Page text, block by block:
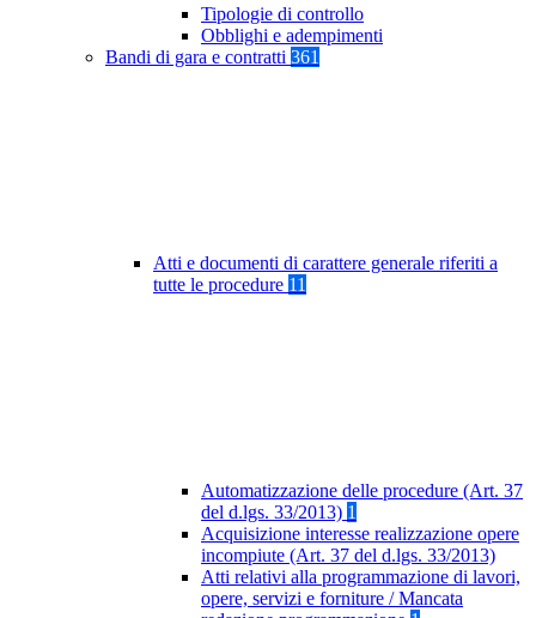
Tipologie di controllo
Obblighi e adempimenti
Bandi di gara e contratti 361
Atti e documenti di carattere generale riferiti a
tutte le procedure 11
Automatizzazione delle procedure (Art. 37
del d.lgs. 33/2013) 1
Acquisizione interesse realizzazione opere
incompiute (Art. 37 del d.lgs. 33/2013)
Atti relativi alla programmazione di lavori,
opere, servizi e forniture / Mancata